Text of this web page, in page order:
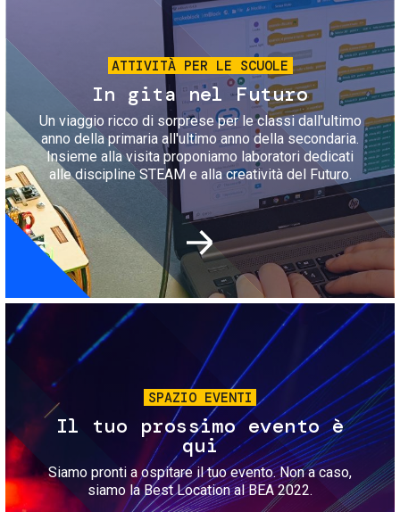
ATTIVITÀ PER LE SCUOLE
In gita nel Futuro
Un viaggio ricco di sorprese per le classi dall'ultimo
anno della primaria all'ultimo anno della secondaria.
Insieme alla visita proponiamo laboratori dedicati
alle discipline STEAM e alla creatività del Futuro.
Immagine
SPAZIO EVENTI
Il tuo prossimo evento è
qui
Siamo pronti a ospitare il tuo evento. Non a caso,
siamo la Best Location al BEA 2022.